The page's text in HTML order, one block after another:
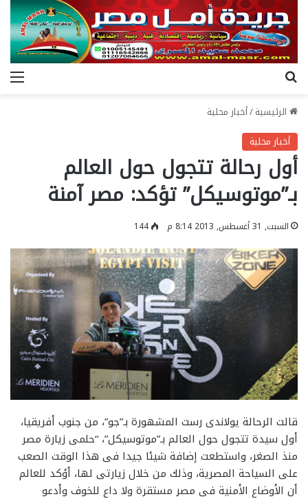
الرئيسية/أخبار محلية
أخبار محلية
أول رحالة تتجول حول العالم
بـ”موتوسيكل” تؤكد: مصر آمنة
السبت, 31 أغسطس, 2013 8:14 م 144
قالت الرحالة يولاندى رست المشهورة بـ”جو”، من جنوب أفريقيا،
أول سيدة تتجول حول العالم بـ”موتوسيكل”، “حلمى زيارة مصر
منذ الصغر، واستطعت إضافة شيئا جيدا فى هذا الوقت الصعب
على السياحة المصرية، وذلك من خلال زيارتى لها، أؤكد للعالم
أن الأوضاع الأمنية فى مصر مستقرة ولا داع للخوف وأدعو